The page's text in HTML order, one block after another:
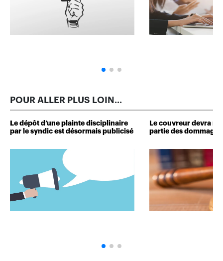
POUR ALLER PLUS LOIN...
Le dépôt d’une plainte disciplinaire
par le syndic est désormais publicisé
Le couvreur devra
partie des dommages